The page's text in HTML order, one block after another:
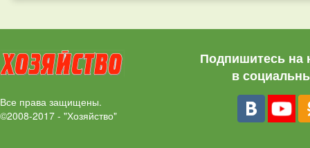
Все права защищены.
©2008-2017 - "Хозяйство"
Подпишитесь на
в